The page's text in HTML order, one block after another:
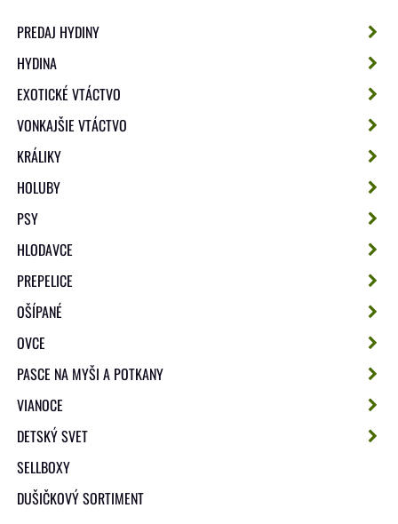
PREDAJ HYDINY
HYDINA
EXOTICKÉ VTÁCTVO
VONKAJŠIE VTÁCTVO
KRÁLIKY
HOLUBY
PSY
HLODAVCE
PREPELICE
OŠÍPANÉ
OVCE
PASCE NA MYŠI A POTKANY
VIANOCE
DETSKÝ SVET
SELLBOXY
DUŠIČKOVÝ SORTIMENT